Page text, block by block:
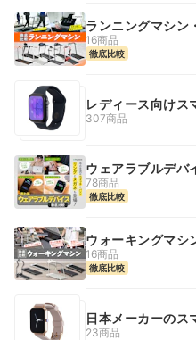
ランニングマシン
16商品
徹底比較
レディース向けス
307商品
ウェアラブルデバ
78商品
徹底比較
ウォーキングマシ
16商品
徹底比較
日本メーカーのス
23商品